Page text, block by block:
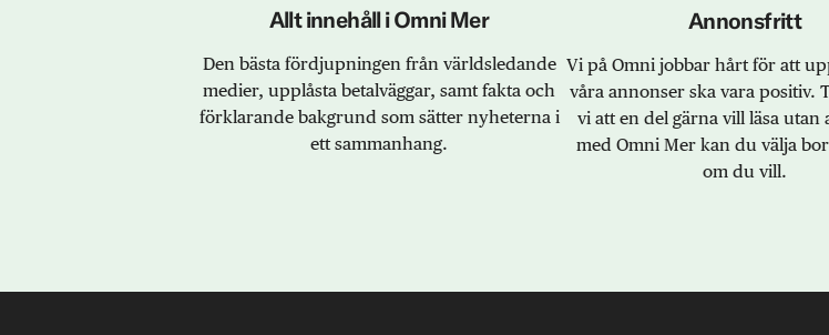
Allt innehåll i Omni Mer
Den bästa fördjupningen från världsledande
medier, upplåsta betalväggar, samt fakta och
förklarande bakgrund som sätter nyheterna i
ett sammanhang.
Annonsfritt
Vi på Omni jobbar hårt för att
våra annonser ska vara positiv.
vi att en del gärna vill läsa utan
med Omni Mer kan du välja
om du vill.